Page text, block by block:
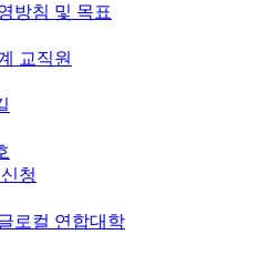
방침 및 목표
교직원
청
로컬 연합대학